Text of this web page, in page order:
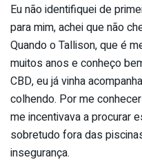
Eu não identifiquei de
para mim, achei que não
Quando o Tallison, que é
muitos anos e conheço
CBD, eu já vinha
colhendo. Por me
me incentivava a procurar
sobretudo fora das
insegurança.